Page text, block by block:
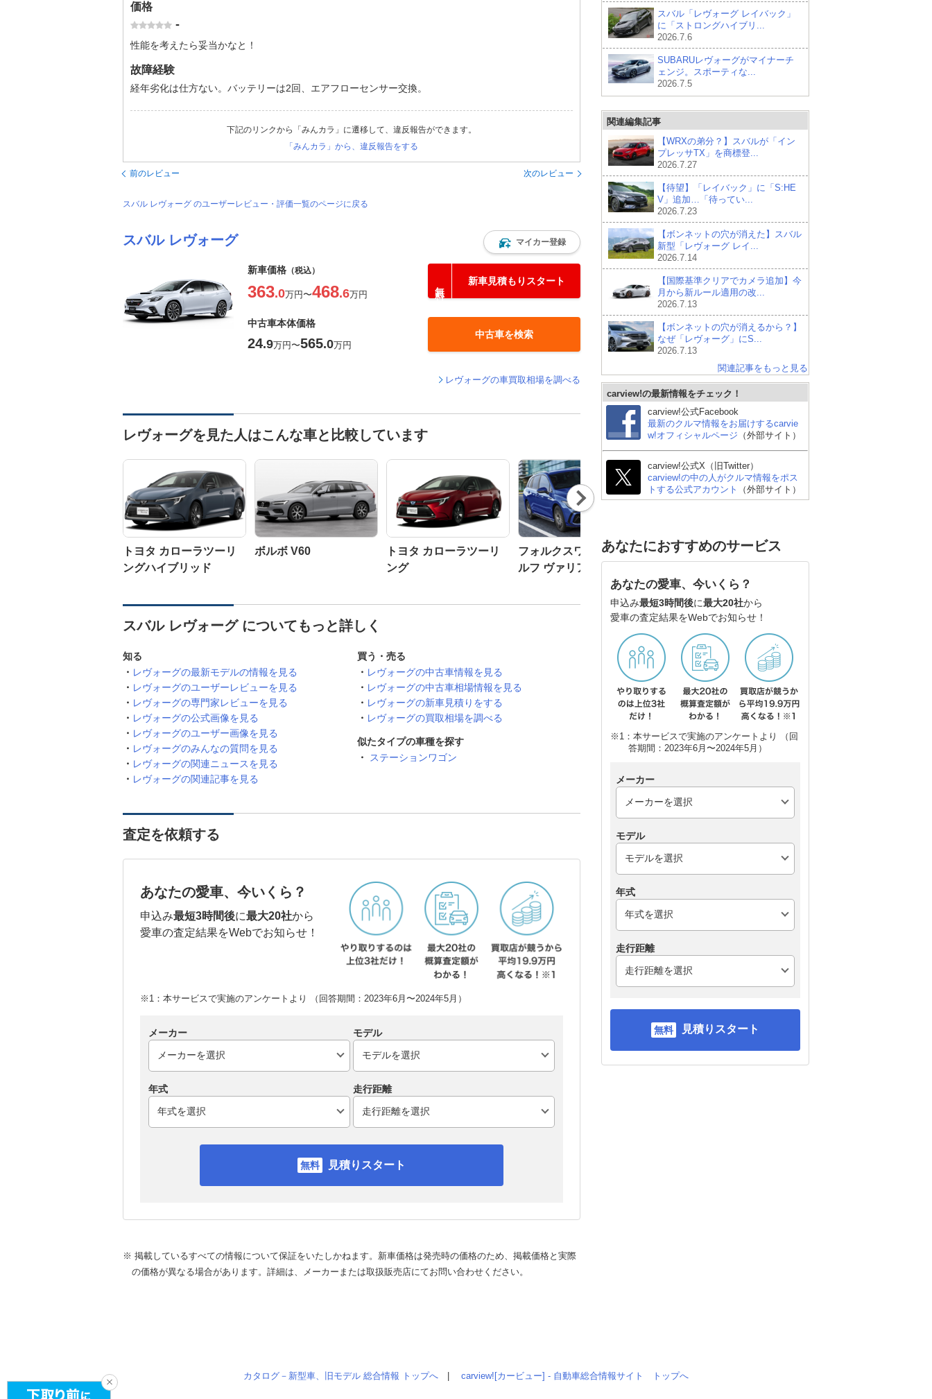
価格
-
性能を考えたら妥当かなと！
故障経験
経年劣化は仕方ない。バッテリーは2回、エアフローセンサー交換。
下記のリンクから「みんカラ」に遷移して、違反報告ができます。
「みんカラ」から、違反報告をする
前のレビュー 次のレビュー
スバル レヴォーグ のユーザーレビュー・評価一覧のページに戻る
スバル レヴォーグ マイカー登録
新車価格 （税込）
363.0万円〜468.6万円
新車見積もりスタート
中古車本体価格
24.9万円〜565.0万円
中古車を検索
レヴォーグの車買取相場を調べる
レヴォーグを見た人はこんな車と比較しています
トヨタ カローラツーリ
ングハイブリッド
ボルボ V60
トヨタ カローラツーリ
ング
フォルクスワーゲン ゴ
ルフ ヴァリアント
BMW 3シリーズ ツーリ
Nex
t
スバル レヴォーグ についてもっと詳しく
知る
レヴォーグの最新モデルの情報を見る
レヴォーグのユーザーレビューを見る
レヴォーグの専門家レビューを見る
レヴォーグの公式画像を見る
レヴォーグのユーザー画像を見る
レヴォーグのみんなの質問を見る
レヴォーグの関連ニュースを見る
レヴォーグの関連記事を見る
買う・売る
レヴォーグの中古車情報を見る
レヴォーグの中古車相場情報を見る
レヴォーグの新車見積りをする
レヴォーグの買取相場を調べる
似たタイプの車種を探す
ステーションワゴン
査定を依頼する
あなたの愛車、今いくら？
申込み最短3時間後に最大20社から
愛車の査定結果をWebでお知らせ！
※1：本サービスで実施のアンケートより （回答期間：2023年6月〜2024年5月）
メーカー モデル
年式 走行距離
見積りスタート
※ 掲載しているすべての情報について保証をいたしかねます。新車価格は発売時の価格のため、掲載価格と実際
の価格が異なる場合があります。詳細は、メーカーまたは取扱販売店にてお問い合わせください。
スバル「レヴォーグ レイバック」
に「ストロングハイブリ...
2026.7.6
SUBARUレヴォーグがマイナーチ
ェンジ。スポーティな...
2026.7.5
関連編集記事
【WRXの弟分？】スバルが「イン
プレッサTX」を商標登...
2026.7.27
【待望】「レイバック」に「S:HE
V」追加…「待ってい...
2026.7.23
【ボンネットの穴が消えた】スバル
新型「レヴォーグ レイ...
2026.7.14
【国際基準クリアでカメラ追加】今
月から新ルール適用の改...
2026.7.13
【ボンネットの穴が消えるから？】
なぜ「レヴォーグ」にS...
2026.7.13
関連記事をもっと見る
carview!の最新情報をチェック！
carview!公式Facebook
最新のクルマ情報をお届けするcarvie
w!オフィシャルページ （外部サイト）
carview!公式X（旧Twitter）
carview!の中の人がクルマ情報をポス
トする公式アカウント
（外部サイト）
あなたにおすすめのサービス
あなたの愛車、今いくら？
申込み最短3時間後に最大20社から
愛車の査定結果をWebでお知らせ！
※1：本サービスで実施のアンケートより （回
答期間：2023年6月〜2024年5月）
メーカー
モデル
年式
走行距離
見積りスタート
カタログ－新型車、旧モデル 総合情報 トップへ carview![カービュー] - 自動車総合情報サイト トップへ